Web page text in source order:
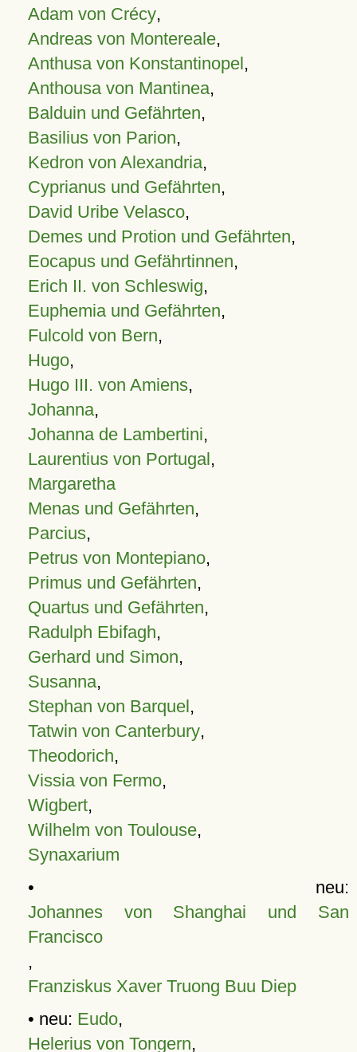
Adam von Crécy,
Andreas von Montereale,
Anthusa von Konstantinopel,
Anthousa von Mantinea,
Balduin und Gefährten,
Basilius von Parion,
Kedron von Alexandria,
Cyprianus und Gefährten,
David Uribe Velasco,
Demes und Protion und Gefährten,
Eocapus und Gefährtinnen,
Erich II. von Schleswig,
Euphemia und Gefährten,
Fulcold von Bern,
Hugo,
Hugo III. von Amiens,
Johanna,
Johanna de Lambertini,
Laurentius von Portugal,
Margaretha
Menas und Gefährten,
Parcius,
Petrus von Montepiano,
Primus und Gefährten,
Quartus und Gefährten,
Radulph Ebifagh,
Gerhard und Simon,
Susanna,
Stephan von Barquel,
Tatwin von Canterbury,
Theodorich,
Vissia von Fermo,
Wigbert,
Wilhelm von Toulouse,
Synaxarium
• neu:
Johannes von Shanghai und San
Francisco
,
Franziskus Xaver Truong Buu Diep
• neu: Eudo,
Helerius von Tongern,